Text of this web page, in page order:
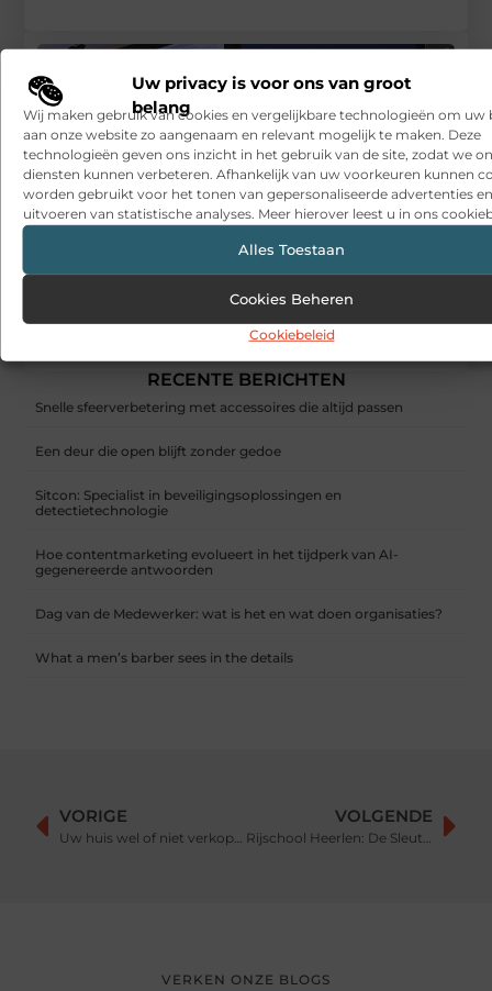
Uw privacy is voor ons van groot
belang
Wij maken gebruik van cookies en vergelijkbare technologieën om uw
aan onze website zo aangenaam en relevant mogelijk te maken. Deze
technologieën geven ons inzicht in het gebruik van de site, zodat we
diensten kunnen verbeteren. Afhankelijk van uw voorkeuren kunnen
worden gebruikt voor het tonen van gepersonaliseerde advertenties
uitvoeren van statistische analyses. Meer hierover leest u in ons
Alles Toestaan
Cookies Beheren
Cookiebeleid
De essentiële elementen van een productieve werkplek
RECENTE BERICHTEN
Snelle sfeerverbetering met accessoires die altijd passen
Een deur die open blijft zonder gedoe
Sitcon: Specialist in beveiligingsoplossingen en
detectietechnologie
Hoe contentmarketing evolueert in het tijdperk van AI-
gegenereerde antwoorden
Dag van de Medewerker: wat is het en wat doen organisaties?
What a men’s barber sees in the details
VORIGE
Uw huis wel of niet verkopen bij een relatiebreuk?
VOLGENDE
Rijschool Heerlen: De Sleutel tot Veilig Rijden en Zelfvertrouwen op de Weg
VERKEN ONZE BLOGS